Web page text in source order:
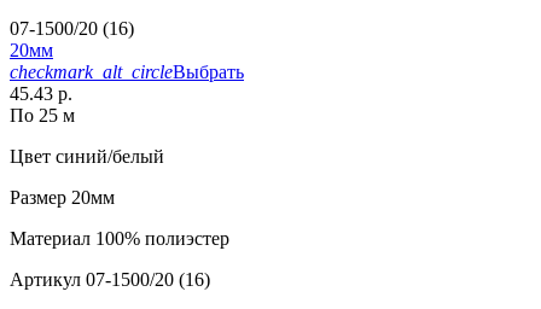
07-1500/20 (16)
20мм
checkmark_alt_circleВыбрать
45.43 р.
По 25 м
Цвет синий/белый
Размер 20мм
Материал 100% полиэстер
Артикул 07-1500/20 (16)